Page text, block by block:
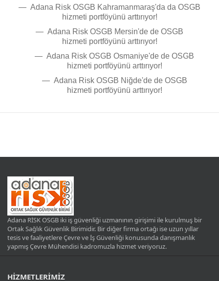
— Adana Risk OSGB Kahramanmaraş'da da OSGB
hizmeti portföyünü arttırıyor!
— Adana Risk OSGB Mersin'de de OSGB
hizmeti portföyünü arttırıyor!
— Adana Risk OSGB Osmaniye'de de OSGB
hizmeti portföyünü arttırıyor!
— Adana Risk OSGB Niğde'de de OSGB
hizmeti portföyünü arttırıyor!
Adana RİSK OSGB iki iş güvenliği uzmanının girişimi ile kurulmuş bir
Ortak Sağlık Güvenlik Birimidir. Bir diğer firma ortağı ise uzun yıllar
tesis ve faaliyetlere Çevre ve İş Güvenliği konusunda danışmanlık
yapmış Çevre Mühendisi kadromuzla hizmet veriyoruz.
HİZMETLERİMİZ